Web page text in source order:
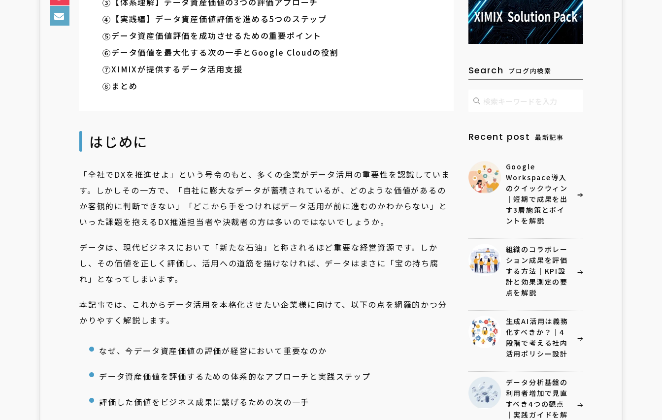
【実践編】データ資産価値評価を進める5つのステップ
データ資産価値評価を成功させるための重要ポイント
データ価値を最大化する次の一手とGoogle Cloudの役割
XIMIXが提供するデータ活用支援
まとめ
はじめに
「全社でDXを推進せよ」という号令のもと、多くの企業がデータ活用の重要性を認識していま
す。しかしその一方で、「自社に膨大なデータが蓄積されているが、どのような価値があるの
か客観的に判断できない」「どこから手をつければデータ活用が前に進むのかわからない」と
いった課題を抱えるDX推進担当者や決裁者の方は多いのではないでしょうか。
データは、現代ビジネスにおいて「新たな石油」と称されるほど重要な経営資源です。しか
し、その価値を正しく評価し、活用への道筋を描けなければ、データはまさに「宝の持ち腐
れ」となってしまいます。
本記事では、これからデータ活用を本格化させたい企業様に向けて、以下の点を網羅的かつ分
かりやすく解説します。
なぜ、今データ資産価値の評価が経営において重要なのか
データ資産価値を評価するための体系的なアプローチと実践ステップ
評価した価値をビジネス成果に繋げるための次の一手
Search ブログ内検索
Recent post 最新記事
Google
Workspace導入
のクイックウィン
｜短期で成果を出
す3層施策とポイ
ントを解説
組織のコラボレー
ション成果を評価
する方法｜KPI設
計と効果測定の要
点を解説
生成AI活用は義務
化すべきか？｜4
段階で考える社内
活用ポリシー設計
データ分析基盤の
利用者増加で見直
すべき4つの観点
｜実践ガイドを解